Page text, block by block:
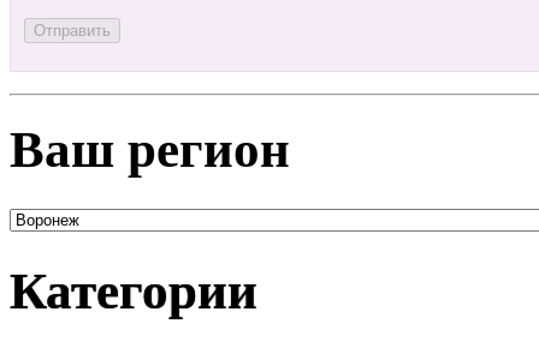
Ваш регион
Категории